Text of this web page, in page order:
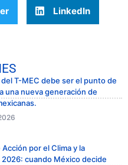
LinkedIn
T-MEC debe ser el punto de
una nueva generación de
Acción por el Clima y la
2026: cuando México decide